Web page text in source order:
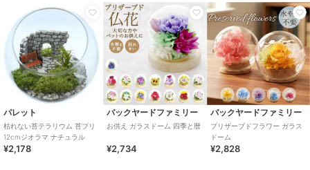
パレット
枯れない苔テラリウム 苔プリ
12cmジオラマ ナチュラル
¥2,178
バックヤードファミリー
お供え ガラスドーム 四季と暦
¥2,734
バックヤードファミリー
プリザーブドフラワー ガラス
ドーム
¥2,828